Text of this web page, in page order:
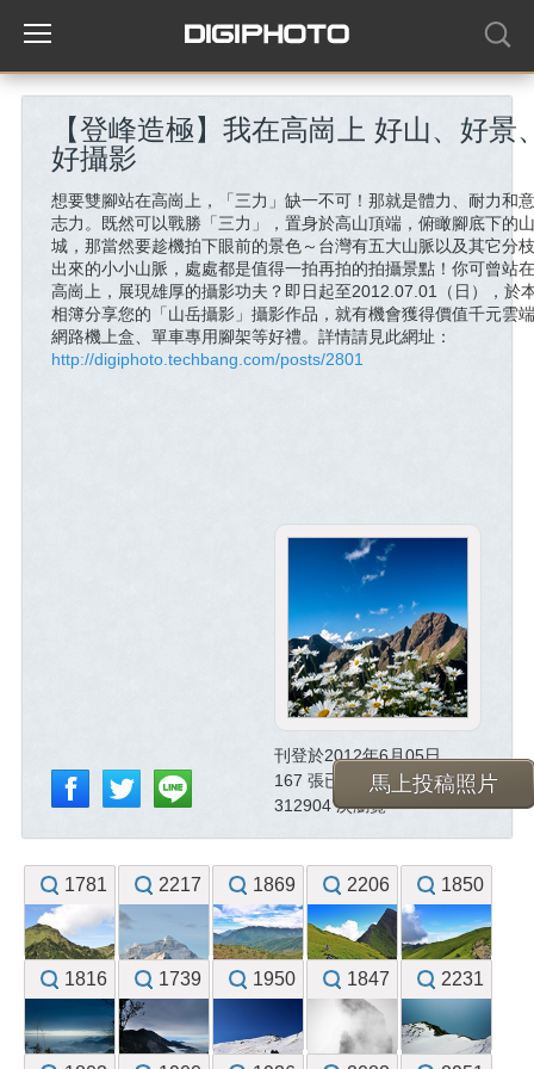
【登峰造極】我在高崗上 好山、好景
好攝影
想要雙腳站在高崗上，「三力」缺一不可！那就是體力、耐力和
志力。既然可以戰勝「三力」，置身於高山頂端，俯瞰腳底下的
城，那當然要趁機拍下眼前的景色～台灣有五大山脈以及其它分
出來的小小山脈，處處都是值得一拍再拍的拍攝景點！你可曾站
高崗上，展現雄厚的攝影功夫？即日起至2012.07.01（日），於
相簿分享您的「山岳攝影」攝影作品，就有機會獲得價值千元雲
網路機上盒、單車專用腳架等好禮。詳情請見此網址：
http://digiphoto.techbang.com/posts/2801
馬上投稿照片
刊登於2012年6月05日
167 張已投稿照片
312904 次瀏覽
1781 2217 1869 2206 1850
1816 1739 1950 1847 2231